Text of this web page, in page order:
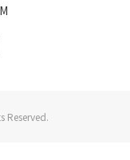
Reserved.